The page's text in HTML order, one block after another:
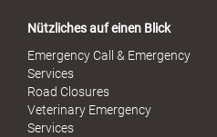
Nützliches auf einen Blick
Emergency Call & Emergency
Services
Road Closures
Veterinary Emergency
Services